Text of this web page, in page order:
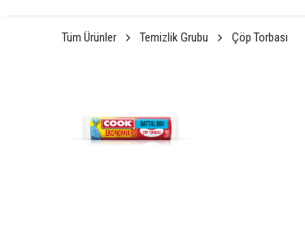
Tüm Ürünler Temizlik Grubu Çöp Torbası